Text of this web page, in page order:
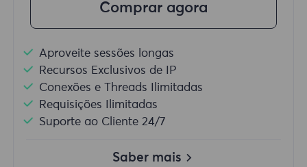
Comprar agora
Aproveite sessões longas
Recursos Exclusivos de IP
Conexões e Threads Ilimitadas
Requisições Ilimitadas
Suporte ao Cliente 24/7
Saber mais